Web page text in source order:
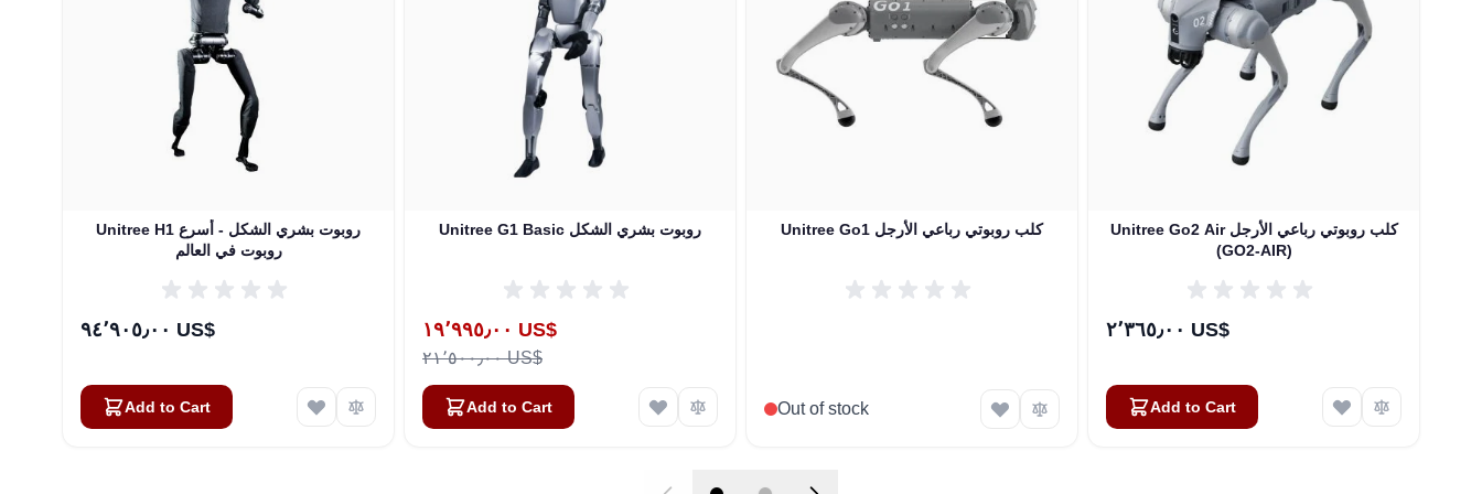
Unitree H1 روبوت بشري الشكل - أسرع
روبوت في العالم
٩٤٬٩٠٥٫٠٠ US$
Add to Cart
Unitree G1 Basic روبوت بشري الشكل
Special Price ١٩٬٩٩٥٫٠٠ US$
٢١٬٥٠٠٫٠٠ US$
Add to Cart
Unitree Go1 كلب روبوتي رباعي الأرجل
Out of stock
Unitree Go2 Air كلب روبوتي رباعي الأرجل
(GO2-AIR)
٢٬٣٦٥٫٠٠ US$
Add to Cart